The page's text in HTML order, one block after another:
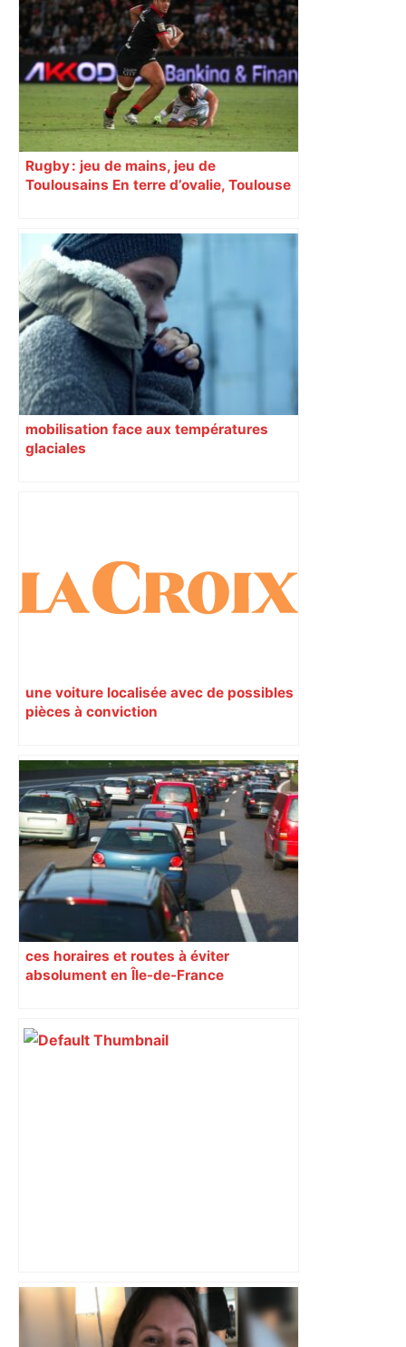
Rugby : jeu de mains, jeu de
Toulousains En terre d’ovalie, Toulouse
revendiquant surtout son art du jeu en
mouvement, vif et spectaculaire.
Décryptage. Série (4 / 10)
mobilisation face aux températures
glaciales
une voiture localisée avec de possibles
pièces à conviction
ces horaires et routes à éviter
absolument en Île-de-France
les agriculteurs manifestent malgré les
interdictions